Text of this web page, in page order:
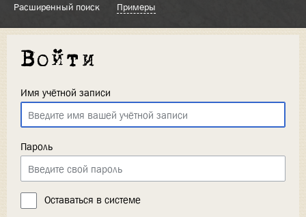
Расширенный поиск Примеры
Войти
Имя учётной записи
Пароль
Оставаться в системе